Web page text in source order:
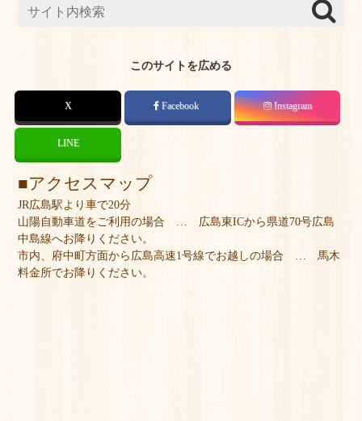
このサイトを広める
X Facebook Instagram
LINE
アクセスマップ
JR広島駅より車で20分
山陽自動車道をご利用の場合 … 広島東ICから県道70号広島
中島線へお降りください。
市内、府中町方面から広島高速1号線でお越しの場合 … 馬木
料金所でお降りください。